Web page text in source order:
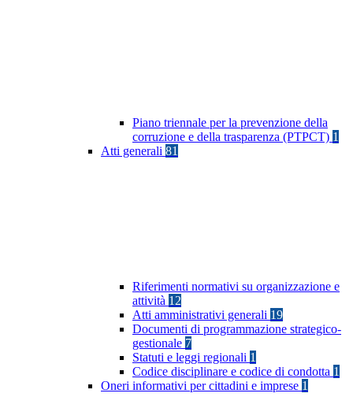
Piano triennale per la prevenzione della
corruzione e della trasparenza (PTPCT) 1
Atti generali 81
Riferimenti normativi su organizzazione e
attività 12
Atti amministrativi generali 19
Documenti di programmazione strategico-
gestionale 7
Statuti e leggi regionali 1
Codice disciplinare e codice di condotta 1
Oneri informativi per cittadini e imprese 1